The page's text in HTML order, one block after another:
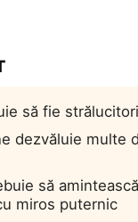
să fie strălucitori
dezvăluie multe
să
miros puternic